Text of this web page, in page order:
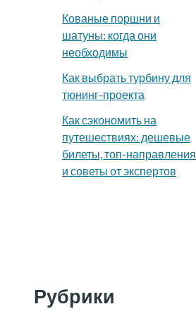
Кованые поршни и
шатуны: когда они
необходимы
Как выбрать турбину для
тюнинг-проекта
Как сэкономить на
путешествиях: дешевые
билеты, топ-направления
и советы от экспертов
Рубрики